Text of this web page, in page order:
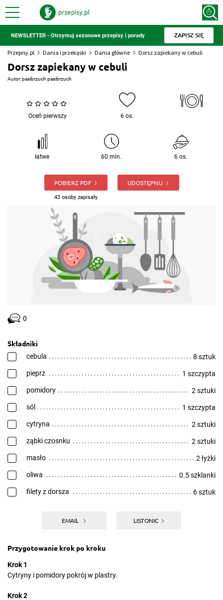
NEWSLETTER - Otrzymuj sezonowe przepisy i porady ZAPISZ SIĘ
Przepisy.pl Dania i przekąski Dania główne Dorsz zapiekany w cebuli
Dorsz zapiekany w cebuli
Autor:pasibrzuch pasibrzuch
Oceń pierwszy 6 os.
łatwe 60 min. 6 os.
POBIERZ PDF
43 osoby zapisały
UDOSTĘPNIJ
0
Składniki
cebula 8 sztuk
pieprz 1 szczypta
pomidory 2 sztuki
sól 1 szczypta
cytryna 2 sztuki
ząbki czosnku 2 sztuki
masło 2 łyżki
oliwa 0.5 szklanki
filety z dorsza 6 sztuk
EMAIL LISTONIC
Przygotowanie krok po kroku
Krok 1
Cytryny i pomidory pokrój w plastry.
Krok 2